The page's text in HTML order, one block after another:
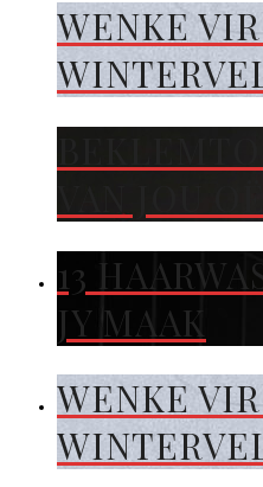
WENKE
13
JY MAAK
WENKE